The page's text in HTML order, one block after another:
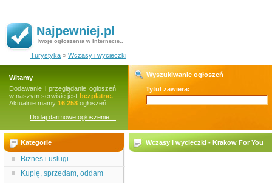
Najpewniej.pl
Twoje ogłoszenia w Internecie..
Turystyka » Wczasy i wycieczki
Witamy
Dodawanie i przeglądanie ogłoszeń
w naszym serwisie jest bezpłatne.
Aktualnie mamy 16 258 ogłoszeń.
Dodaj darmowe ogłoszenie…
Wyszukiwanie ogłoszeń
Tytuł zawiera:
Kategorie
Biznes i usługi
Kupię, sprzedam, oddam
Wczasy i wycieczki - Krakow For You